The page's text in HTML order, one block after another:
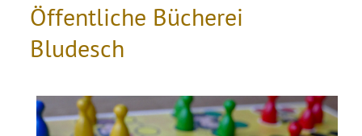
Öffentliche Bücherei
Bludesch